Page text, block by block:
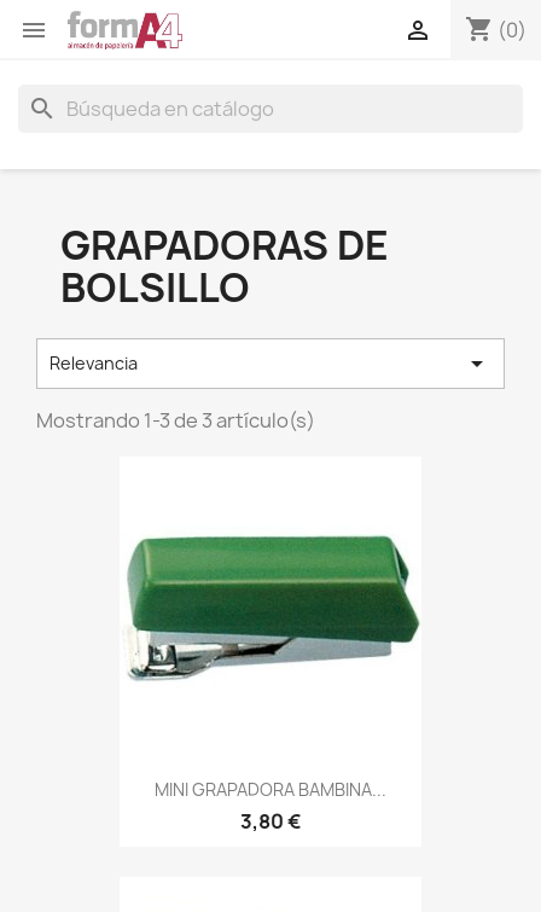
 shopping_cart (0)

search
GRAPADORAS DE
BOLSILLO
Relevancia 
Mostrando 1-3 de 3 artículo(s)
MINI GRAPADORA BAMBINA...
3,80 €